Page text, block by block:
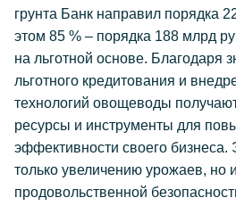
грунта Банк направил порядка
этом 85 % – порядка 188 млрд
на льготной основе. Благодаря
льготного кредитования и
технологий овощеводы
ресурсы и инструменты для
эффективности своего бизнеса.
только увеличению урожаев, но
продовольственной